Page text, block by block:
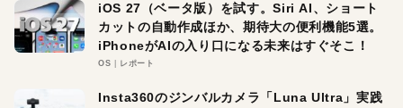
iOS 27（ベータ版）を試す。Siri AI、ショート
カットの自動作成ほか、期待大の便利機能5選。
iPhoneがAIの入り口になる未来はすぐそこ！
OS レポート
Insta360のジンバルカメラ「Luna Ultra」実践